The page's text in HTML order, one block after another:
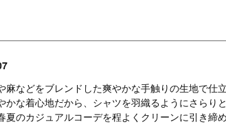
麻などをブレンドした爽やかな手触りの生地で仕
かな着心地だから、シャツを羽織るようにさらり
夏のカジュアルコーデを程よくクリーンに引き締